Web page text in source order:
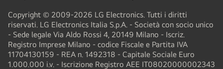
Copyright © 2009-2026 LG Electronics. Tutti i diritti
riservati. LG Electronics Italia S.p.A. - Società con socio unico
- Sede legale Via Aldo Rossi 4, 20149 Milano - Iscriz.
Registro Imprese Milano - codice Fiscale e Partita IVA
11704130159 - REA n. 1492318 - Capitale Sociale Euro
1.000.000 i.v. - Iscrizione Registro AEE IT08020000002343​